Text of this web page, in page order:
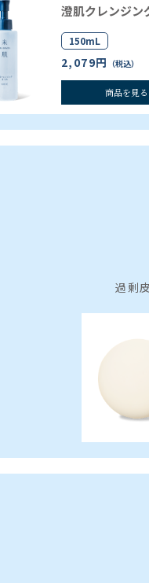
澄肌クレンジン
150mL
2,079円 （税込）
商品を見る
過剰